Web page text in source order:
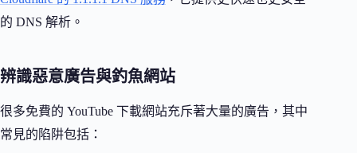
的 DNS 解析。
辨識惡意廣告與釣魚網站
很多免費的 YouTube 下載網站充斥著大量的廣告，其中
常見的陷阱包括：